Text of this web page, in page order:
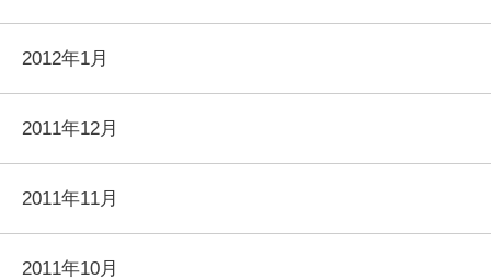
2012年1月
2011年12月
2011年11月
2011年10月